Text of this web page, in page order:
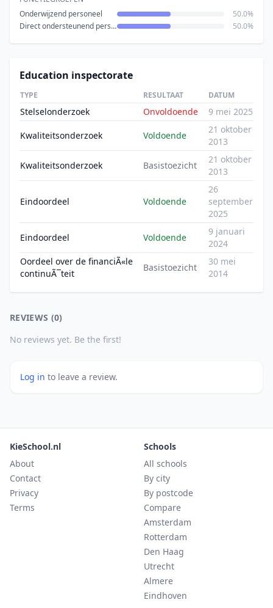
Onderwijzend personeel
50.0%
Direct ondersteunend personeel
50.0%
Education inspectorate
TYPE RESULTAAT DATUM
Stelselonderzoek Onvoldoende 9 mei 2025
Kwaliteitsonderzoek Voldoende
21 oktober
2013
Kwaliteitsonderzoek Basistoezicht
21 oktober
2013
Eindoordeel Voldoende
26
september
2025
Eindoordeel Voldoende
9 januari
2024
Oordeel over de financiÃ«le
continuÃ¯teit
Basistoezicht
30 mei
2014
REVIEWS (0)
No reviews yet. Be the first!
Log in to leave a review.
KieSchool.nl
About
Contact
Privacy
Terms
Schools
All schools
By city
By postcode
Compare
Amsterdam
Rotterdam
Den Haag
Utrecht
Almere
Eindhoven